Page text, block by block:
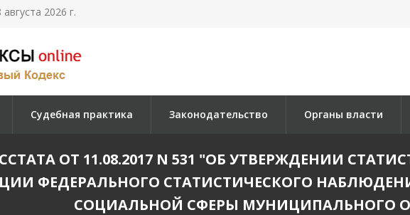
2026 г.
Судебная практика Законодательство Органы власти
ОТ 11.08.2017 N 531 "ОБ УТВЕРЖДЕНИИ
ФЕДЕРАЛЬНОГО СТАТИСТИЧЕСКОГО
СОЦИАЛЬНОЙ СФЕРЫ МУНИЦИПАЛЬНОГО